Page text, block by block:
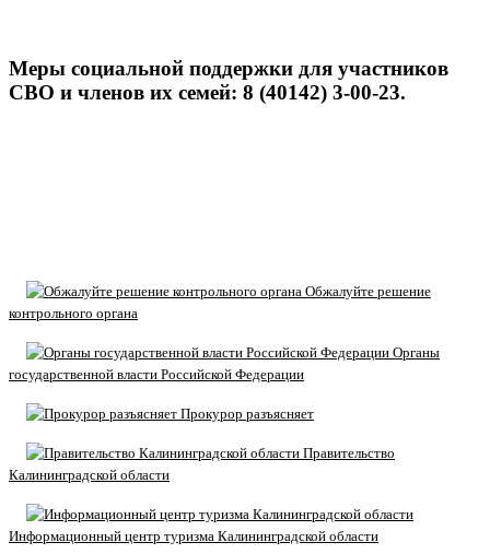
Меры социальной поддержки для участников
СВО и членов их семей: 8 (40142) 3-00-23.
Обжалуйте решение
контрольного органа
Органы
государственной власти Российской Федерации
Прокурор разъясняет
Правительство
Калининградской области
Информационный центр туризма Калининградской области